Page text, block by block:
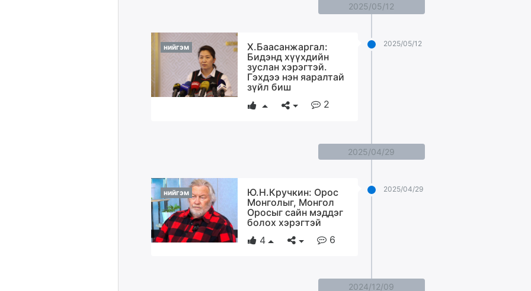
2025/05/12
2025/05/12
нийгэм
Х.Баасанжаргал:
Бидэнд хүүхдийн
зуслан хэрэгтэй.
Гэхдээ нэн яаралтай
зүйл биш
2
2025/04/29
2025/04/29
нийгэм
Ю.Н.Кручкин: Орос
Монголыг, Монгол
Оросыг сайн мэддэг
болох хэрэгтэй
4
6
2024/12/09